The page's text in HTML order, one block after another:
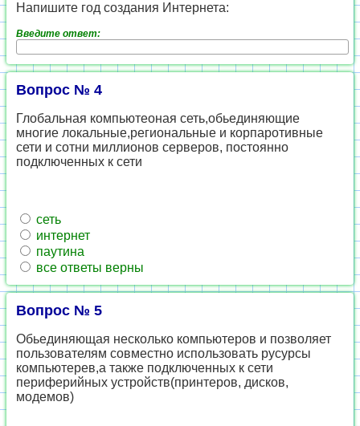
Напишите год создания Интернета:
Введите ответ:
Вопрос № 4
Глобальная компьютеоная сеть,обьединяющие
многие локальные,региональные и корпаротивные
сети и сотни миллионов серверов, постоянно
подключенных к сети
сеть
интернет
паутина
все ответы верны
Вопрос № 5
Обьединяющая несколько компьютеров и позволяет
пользователям совместно использовать русурсы
компьютерев,а также подключенных к сети
периферийных устройств(принтеров, дисков,
модемов)